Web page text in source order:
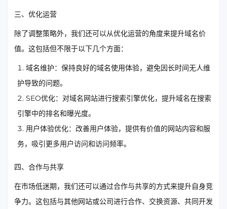
三、优化运营
除了调整策略外，我们还可以从优化运营的角度来提升域名价
值。这包括但不限于以下几个方面：
域名维护：保持良好的域名使用体验，避免因长时间无人维
护导致的问题。
SEO优化：对域名网站进行搜索引擎优化，提升域名在搜索
引擎中的排名和曝光度。
用户体验优化：改善用户体验，提供有价值的网站内容和服
务，吸引更多用户访问和访问频率。
四、合作与共享
在市场低迷期，我们还可以通过合作与共享的方式来提升自身竞
争力。这包括与其他网站或公司进行合作、交换资源、共同开发